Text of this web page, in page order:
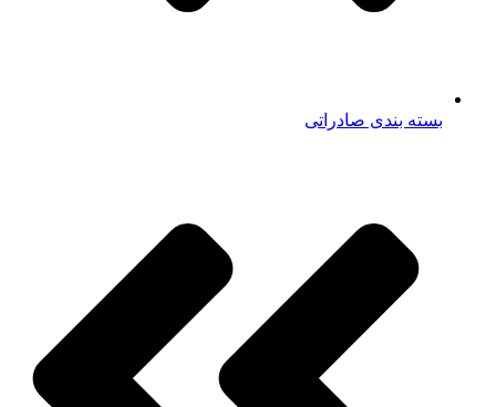
بسته بندی صادراتی